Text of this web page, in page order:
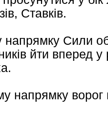
Ставків.
напрямку Сили
йти вперед
напрямку ворог